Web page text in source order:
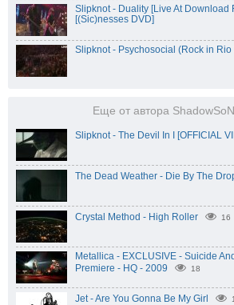
Slipknot - Duality [Live At Download
[(Sic)nesses DVD]
Slipknot - Psychosocial (Rock in Rio
Еще от автора
Slipknot - The Devil In I [OFFICIAL
The Dead Weather - Die By The
Crystal Method - High Roller 16
Metallica - EXCLUSIVE - Suicide
Premiere - HQ - 2009
18
Jet - Are You Gonna Be My Girl